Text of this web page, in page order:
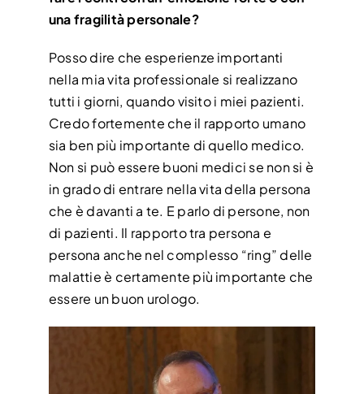
una fragilità personale?
Posso dire che esperienze importanti
nella mia vita professionale si realizzano
tutti i giorni, quando visito i miei pazienti.
Credo fortemente che il rapporto umano
sia ben più importante di quello medico.
Non si può essere buoni medici se non si è
in grado di entrare nella vita della persona
che è davanti a te. E parlo di persone, non
di pazienti. Il rapporto tra persona e
persona anche nel complesso “ring” delle
malattie è certamente più importante che
essere un buon urologo.